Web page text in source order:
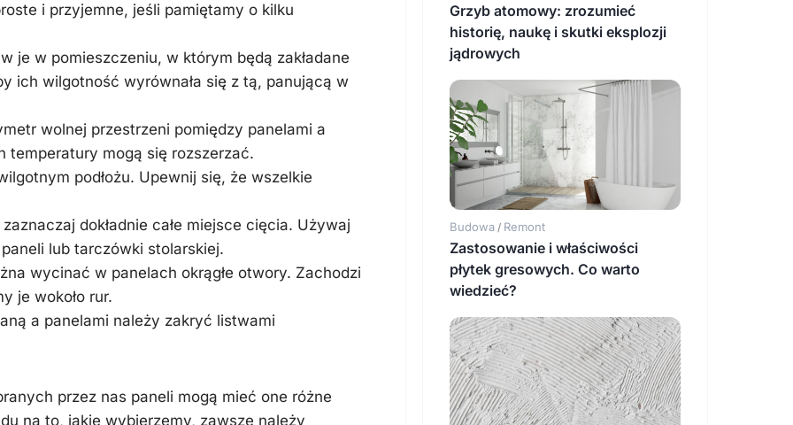
i przyjemne, jeśli pamiętamy o kilku
je w pomieszczeniu, w którym będą zakładane
ich wilgotność wyrównała się z tą, panującą w
wolnej przestrzeni pomiędzy panelami a
temperatury mogą się rozszerzać.
podłożu. Upewnij się, że wszelkie
dokładnie całe miejsce cięcia. Używaj
lub tarczówki stolarskiej.
wycinać w panelach okrągłe otwory. Zachodzi
je wokoło rur.
a panelami należy zakryć listwami
przez nas paneli mogą mieć one różne
na to, jakie wybierzemy, zawsze należy
Grzyb atomowy: zrozumieć
historię, naukę i skutki eksplozji
jądrowych
Budowa / Remont
Zastosowanie i właściwości
płytek gresowych. Co warto
wiedzieć?